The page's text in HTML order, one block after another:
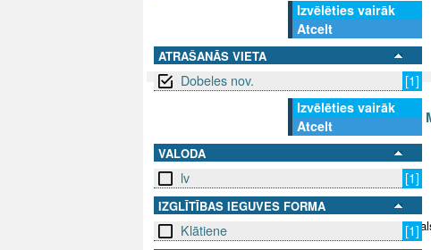
Izvēlēties vairāk
Atcelt
ATRAŠANĀS VIETA
Dobeles nov.
[1]
Izvēlēties vairāk
Atcelt
VALODA
lv [1]
IZGLĪTĪBAS IEGUVES FORMA
Klātiene [1]
SAZINIES AR
info@niid.lv
© 2025